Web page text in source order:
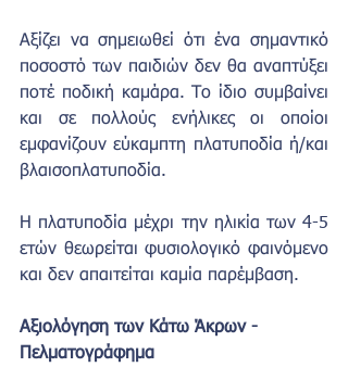
Αξίζει να σημειωθεί ότι ένα σημαντικό
ποσοστό των παιδιών δεν θα αναπτύξει
ποτέ ποδική καμάρα. Το ίδιο συμβαίνει
και σε πολλούς ενήλικες οι οποίοι
εμφανίζουν εύκαμπτη πλατυποδία ή/και
βλαισοπλατυποδία.
Η πλατυποδία μέχρι την ηλικία των 4-5
ετών θεωρείται φυσιολογικό φαινόμενο
και δεν απαιτείται καμία παρέμβαση.
Αξιολόγηση των Κάτω Άκρων -
Πελματογράφημα